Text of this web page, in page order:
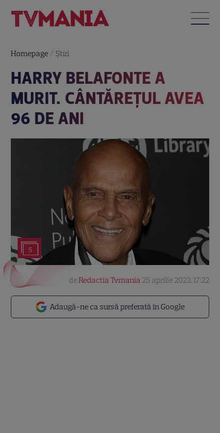
Homepage / Știri
HARRY BELAFONTE A
MURIT. CÂNTĂREȚUL AVEA
96 DE ANI
5
Adaugă-ne ca sursă preferată în Google
deRedactia Tvmania 25 aprilie 2023, 17:22